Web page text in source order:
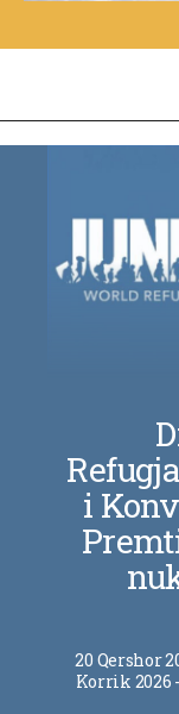
i
20 Qershor
Korrik 2026